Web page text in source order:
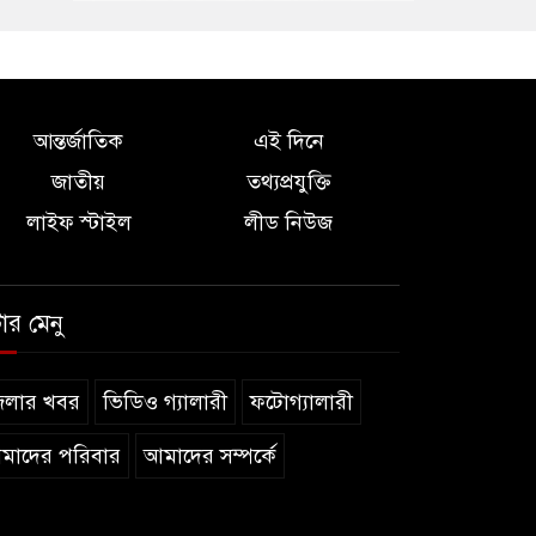
আন্তর্জাতিক
এই দিনে
জাতীয়
তথ্যপ্রযুক্তি
লাইফ স্টাইল
লীড নিউজ
মেনু
খবর ভিডিও গ্যালারী ফটোগ্যালারী
পরিবার আমাদের সম্পর্কে